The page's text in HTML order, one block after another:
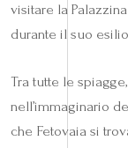
visitare la
durante il suo
Tra tutte le spiagge,
nell’immaginario
che Fetovaia si